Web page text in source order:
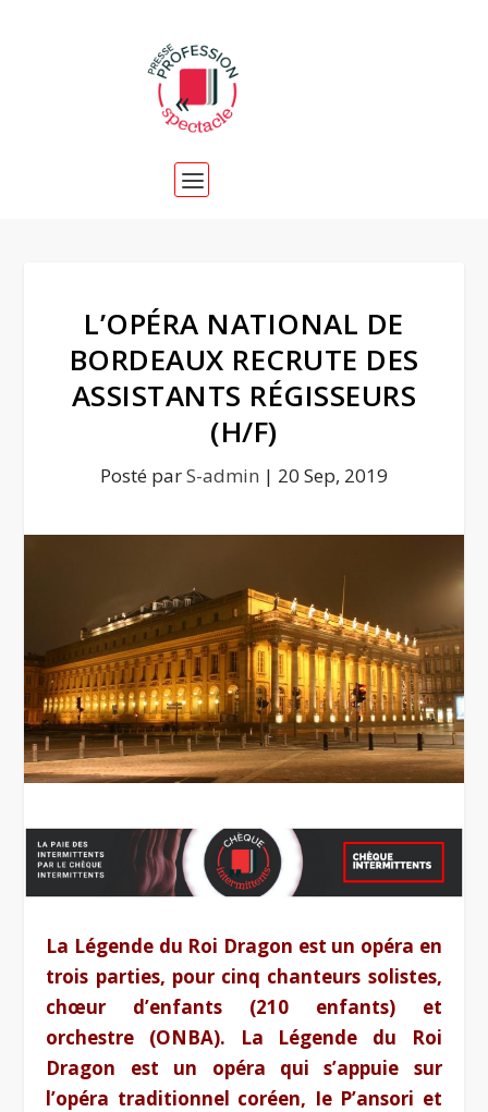
L’OPÉRA NATIONAL DE
BORDEAUX RECRUTE DES
ASSISTANTS RÉGISSEURS
(H/F)
Posté parS-admin | 20 Sep, 2019
La Légende du Roi Dragon est un opéra en
trois parties, pour cinq chanteurs solistes,
chœur d’enfants (210 enfants) et
orchestre (ONBA). La Légende du Roi
Dragon est un opéra qui s’appuie sur
l’opéra traditionnel coréen, Ie P’ansori et